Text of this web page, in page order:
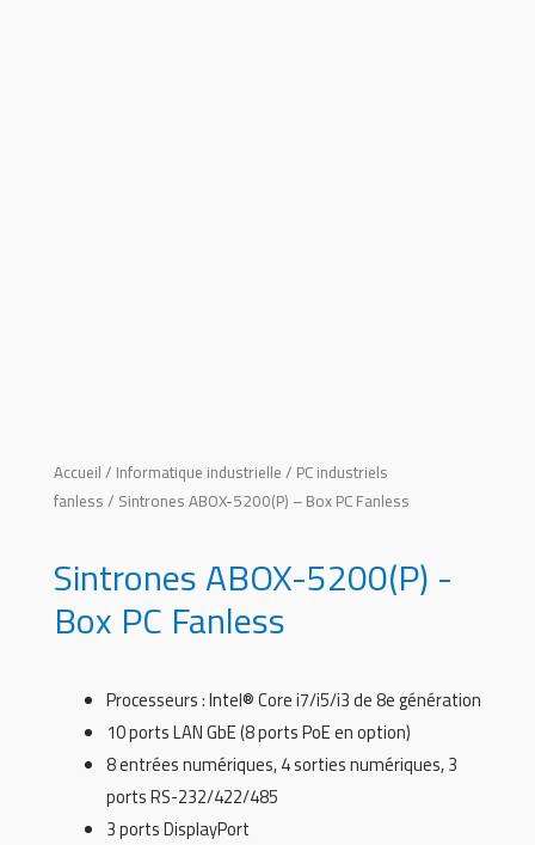
Accueil / Informatique industrielle / PC industriels
fanless / Sintrones ABOX-5200(P) – Box PC Fanless
Sintrones ABOX-5200(P) -
Box PC Fanless
Processeurs : Intel® Core i7/i5/i3 de 8e génération
10 ports LAN GbE (8 ports PoE en option)
8 entrées numériques, 4 sorties numériques, 3
ports RS-232/422/485
3 ports DisplayPort